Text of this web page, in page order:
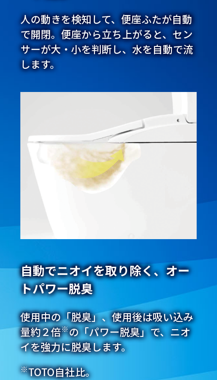
人の動きを検知して、便座ふたが自動
で開閉。便座から立ち上がると、セン
サーが大・小を判断し、水を自動で流
します。
自動でニオイを取り除く、オー
トパワー脱臭
使用中の「脱臭」、使用後は吸い込み
量約２倍※の「パワー脱臭」で、ニオ
イを強力に脱臭します。
※TOTO自社比。